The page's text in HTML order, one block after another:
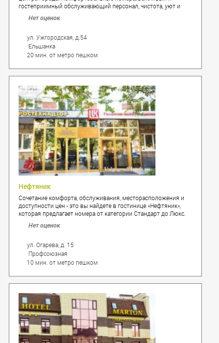
гостеприимный обслуживающий персонал, чистота, уют и
кто хотя бы однажды посетит отель.
Нет оценок
ул. Ужгородская, д.54
Ельшанка
20 мин. от метро пешком
Нефтяник
Сочетание комфорта, обслуживания, месторасположения и
доступности цен - это вы найдете в гостинице «Нефтяник»,
которая предлагает номера от категории Стандарт до Люкс.
Нет оценок
ул. Огарева, д. 15
Профсоюзная
10 мин. от метро пешком